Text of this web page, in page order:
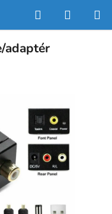
Hledat
KOŠÍK
adaptér